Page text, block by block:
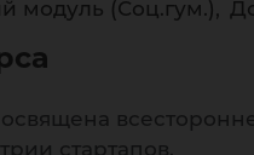
модуль (Соц.гум.)
стартапов.